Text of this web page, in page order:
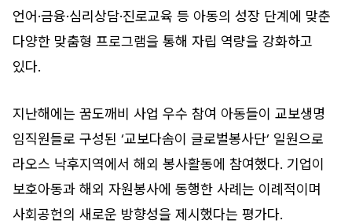
언어·금융·심리상담·진로교육 등 아동의 성장 단계에 맞춘
다양한 맞춤형 프로그램을 통해 자립 역량을 강화하고
있다.
지난해에는 꿈도깨비 사업 우수 참여 아동들이 교보생명
임직원들로 구성된 ‘교보다솜이 글로벌봉사단’ 일원으로
라오스 낙후지역에서 해외 봉사활동에 참여했다. 기업이
보호아동과 해외 자원봉사에 동행한 사례는 이례적이며
사회공헌의 새로운 방향성을 제시했다는 평가다.